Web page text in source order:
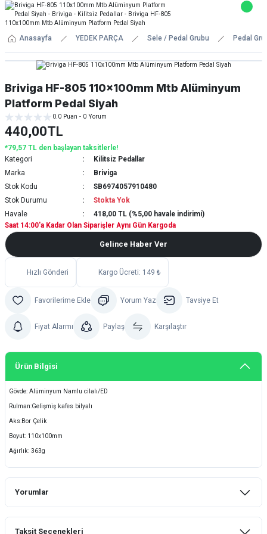
Anasayfa YEDEK PARÇA Sele / Pedal Grubu Pedal
Briviga HF-805 110x100mm Mtb Alüminyum
Platform Pedal Siyah
0.0 Puan - 0 Yorum
440,00TL
*79,57 TL den başlayan taksitlerle!
Kategori
Kilitsiz Pedallar
Marka
Briviga
Stok Kodu
SB6974057910480
Stok Durumu
Stokta Yok
Havale
418,00 TL (%5,00 havale indirimi)
Saat 14:00'a Kadar Olan Siparişler Aynı Gün Kargoda
Gelince Haber Ver
Hızlı Gönderi Kargo Ücreti: 149 ₺
Yorum Yaz Tavsiye Et
Fiyat Alarmı Paylaş Karşılaştır
Ürün Bilgisi
Gövde: Alüminyum Namlu cilalı/ED
Rulman:Gelişmiş kafes bilyalı
Aks:Bor Çelik
Boyut: 110x100mm
Ağırlık: 363g
Yorumlar
Taksit Seçenekleri